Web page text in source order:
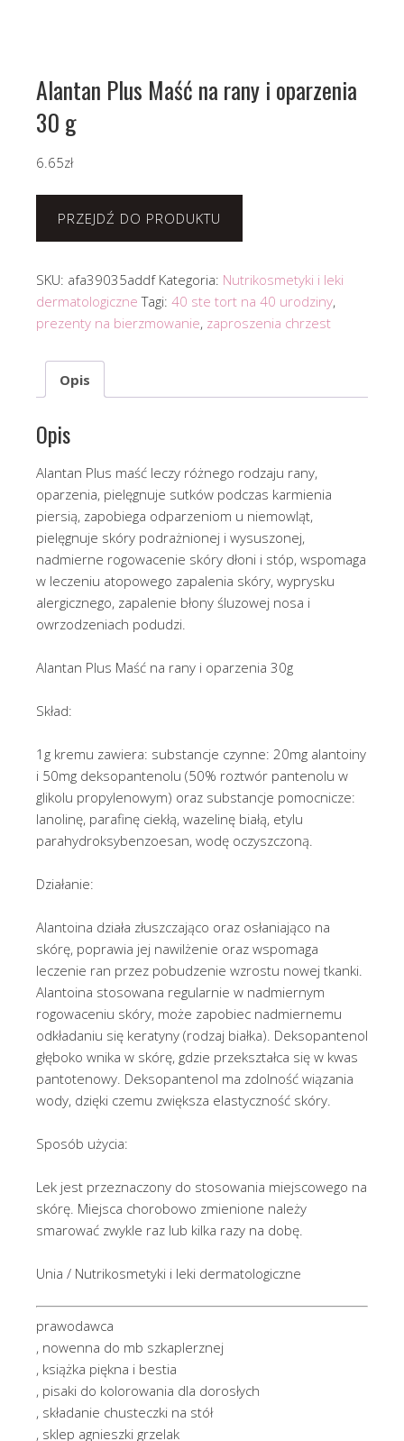
Alantan Plus Maść na rany i oparzenia
30 g
6.65zł
PRZEJDŹ DO PRODUKTU
SKU: afa39035addf Kategoria: Nutrikosmetyki i leki
dermatologiczne Tagi: 40 ste tort na 40 urodziny,
prezenty na bierzmowanie, zaproszenia chrzest
Opis
Opis
Alantan Plus maść leczy różnego rodzaju rany,
oparzenia, pielęgnuje sutków podczas karmienia
piersią, zapobiega odparzeniom u niemowląt,
pielęgnuje skóry podrażnionej i wysuszonej,
nadmierne rogowacenie skóry dłoni i stóp, wspomaga
w leczeniu atopowego zapalenia skóry, wyprysku
alergicznego, zapalenie błony śluzowej nosa i
owrzodzeniach podudzi.
Alantan Plus Maść na rany i oparzenia 30g
Skład:
1g kremu zawiera: substancje czynne: 20mg alantoiny
i 50mg deksopantenolu (50% roztwór pantenolu w
glikolu propylenowym) oraz substancje pomocnicze:
lanolinę, parafinę ciekłą, wazelinę białą, etylu
parahydroksybenzoesan, wodę oczyszczoną.
Działanie:
Alantoina działa złuszczająco oraz osłaniająco na
skórę, poprawia jej nawilżenie oraz wspomaga
leczenie ran przez pobudzenie wzrostu nowej tkanki.
Alantoina stosowana regularnie w nadmiernym
rogowaceniu skóry, może zapobiec nadmiernemu
odkładaniu się keratyny (rodzaj białka). Deksopantenol
głęboko wnika w skórę, gdzie przekształca się w kwas
pantotenowy. Deksopantenol ma zdolność wiązania
wody, dzięki czemu zwiększa elastyczność skóry.
Sposób użycia:
Lek jest przeznaczony do stosowania miejscowego na
skórę. Miejsca chorobowo zmienione należy
smarować zwykle raz lub kilka razy na dobę.
Unia / Nutrikosmetyki i leki dermatologiczne
prawodawca
, nowenna do mb szkaplerznej
, książka piękna i bestia
, pisaki do kolorowania dla dorosłych
, składanie chusteczki na stół
, sklep agnieszki grzelak